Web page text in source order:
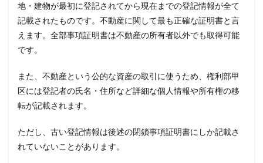
地・建物が最初に登記されてから現在までの登記情報が全て
記載されたものです。不動産に関して最も正確な証明書と言
えます。全部事項証明書は不動産の所有者以外でも取得可能
です。
また、不動産という公的な資産の取引に使うため、権利部甲
区には登記者の氏名・住所など詳細な個人情報や所有権の移
転が記載されます。
ただし、古い登記情報は後述の閉鎖事項証明書にしか記載さ
れていないことがあります。